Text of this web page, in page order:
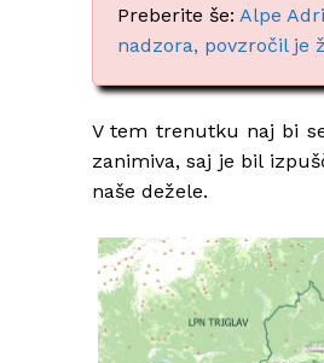
Preberite še: Alpe
nadzora, povzročil je
V tem trenutku naj bi
zanimiva, saj je bil
naše dežele.